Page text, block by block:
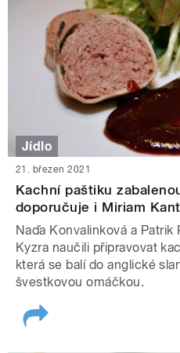
Jídlo
21. březen 2021
Kachní paštiku
doporučuje i Miriam
Naďa Konvalinková a Patrik
Kyzra naučili připravovat
která se balí do anglické
švestkovou omáčkou.